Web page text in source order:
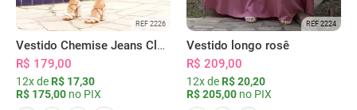
REF 2226
Vestido Chemise Jeans Clássica Serena
R$ 179,00
12x de R$ 17,30
R$ 175,00 no PIX
REF 2224
Vestido longo rosê
R$ 209,00
12x de R$ 20,20
R$ 205,00 no PIX